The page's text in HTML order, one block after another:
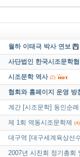
월하 이태극 박사 연보
사단법인 한국시조문학
시조문학 역사 (2)
협회와 홈페이지 운영 방
계간 [시조문학] 동인순
제 1회 역동시조문학제 (4)
대구역 [대구세계육상선
2007년 시진회 정기총회